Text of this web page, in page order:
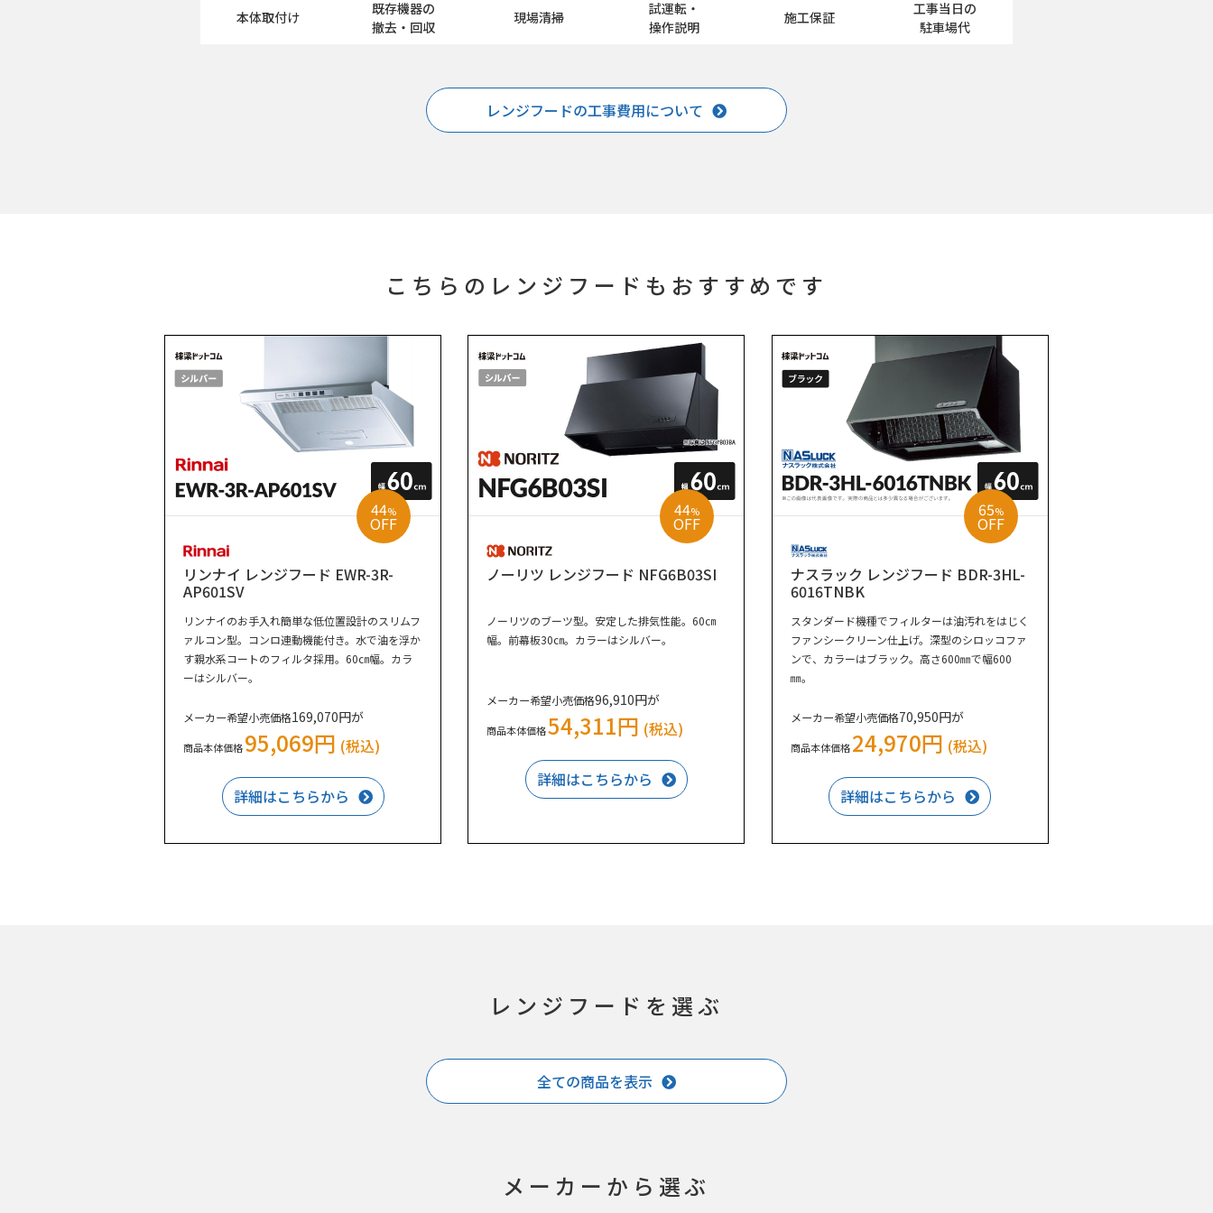
本体取付け
既存機器の
撤去・回収
現場清掃
試運転・
操作説明
施工保証
工事当日の
駐車場代
レンジフードの工事費用について
こちらのレンジフードもおすすめです
44%
OFF
リンナイ レンジフード EWR-3R-
AP601SV
リンナイのお手入れ簡単な低位置設計のスリムフ
ァルコン型。コンロ連動機能付き。水で油を浮か
す親水系コートのフィルタ採用。60㎝幅。カラ
ーはシルバー。
メーカー希望小売価格169,070円が
商品本体価格95,069円 (税込)
詳細はこちらから
44%
OFF
ノーリツ レンジフード NFG6B03SI
ノーリツのブーツ型。安定した排気性能。60㎝
幅。前幕板30㎝。カラーはシルバー。
メーカー希望小売価格96,910円が
商品本体価格54,311円 (税込)
詳細はこちらから
65%
OFF
ナスラック レンジフード BDR-3HL-
6016TNBK
スタンダード機種でフィルターは油汚れをはじく
ファンシークリーン仕上げ。深型のシロッコファ
ンで、カラーはブラック。高さ600㎜で幅600
㎜。
メーカー希望小売価格70,950円が
商品本体価格24,970円 (税込)
詳細はこちらから
レンジフードを選ぶ
全ての商品を表示
メーカーから選ぶ